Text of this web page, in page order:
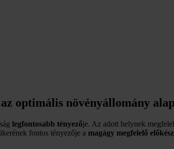
optimális növényállomány
legfontosabb tényezője. Az adott helynek
fontos tényezője a magágy megfelelő